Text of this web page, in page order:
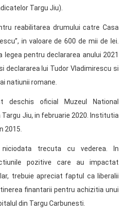
Targu Jiu).
reabilitarea drumului catre Casa
in valoare de 600 de mii de lei.
pentru declararea anului 2021
declararea lui Tudor Vladimirescu si
natiunii romane.
oficial Muzeul National
Targu Jiu, in februarie 2020. Institutia
2015.
trecuta cu vederea. In
pozitive care au impactat
trebuie apreciat faptul ca liberalii
finantarii pentru achizitia unui
din Targu Carbunesti.